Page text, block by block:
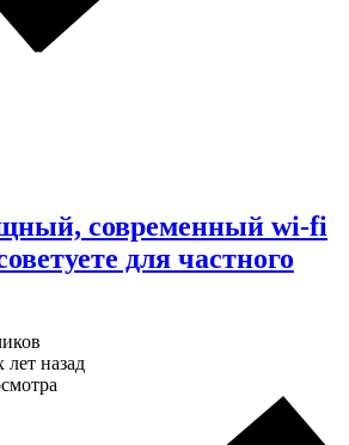
современный wi-fi
для частного
лет назад